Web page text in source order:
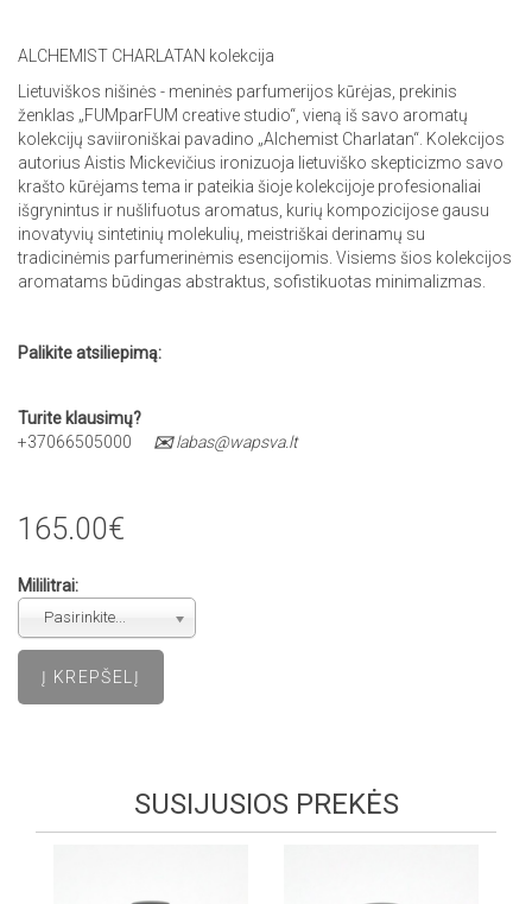
ALCHEMIST CHARLATAN kolekcija
Lietuviškos nišinės - meninės parfumerijos kūrėjas, prekinis
ženklas „FUMparFUM creative studio“, vieną iš savo aromatų
kolekcijų saviironiškai pavadino „Alchemist Charlatan“. Kolekcijos
autorius Aistis Mickevičius ironizuoja lietuviško skepticizmo savo
krašto kūrėjams tema ir pateikia šioje kolekcijoje profesionaliai
išgrynintus ir nušlifuotus aromatus, kurių kompozicijose gausu
inovatyvių sintetinių molekulių, meistriškai derinamų su
tradicinėmis parfumerinėmis esencijomis. Visiems šios kolekcijos
aromatams būdingas abstraktus, sofistikuotas minimalizmas.
Palikite atsiliepimą:
Turite klausimų?
+37066505000
✉️labas@wapsva.lt
165.00€
Mililitrai:
Pasirinkite...
SUSIJUSIOS PREKĖS